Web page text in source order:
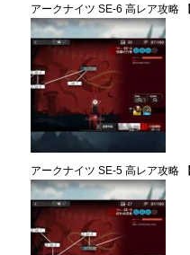
アークナイツ SE-6 高レア攻略
アークナイツ SE-5 高レア攻略